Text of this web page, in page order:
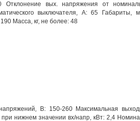
Отклонение вых. напряжения от
выключателя, А: 65
Масса, кг, не более: 48
В: 150-260 Максимальная
нижнем значении вх/напр, кВт: 2,4